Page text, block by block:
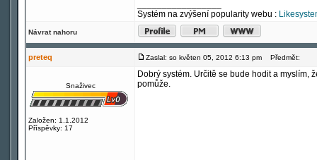
Systém na zvýšení popularity webu :
Návrat nahoru
preteq Zaslal: so květen 05, 2012 6:13 pm Předmět:
Snaživec
Založen: 1.1.2012
Příspěvky: 17
Dobrý systém. Určitě se bude hodit a myslím,
pomůže.